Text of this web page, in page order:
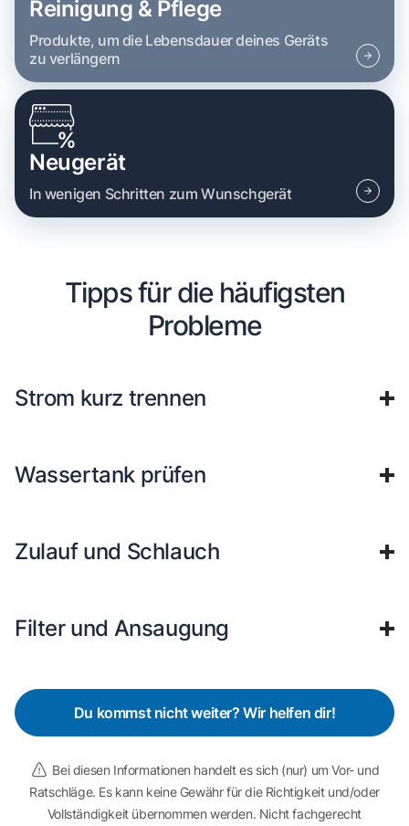
Reinigung & Pflege
Produkte, um die Lebensdauer deines Geräts
zu verlängern
Neugerät
In wenigen Schritten zum Wunschgerät
Tipps für die häufigsten
Probleme
Strom kurz trennen
Wassertank prüfen
Zulauf und Schlauch
Filter und Ansaugung
Du kommst nicht weiter? Wir helfen dir!
Bei diesen Informationen handelt es sich (nur) um Vor- und
Ratschläge. Es kann keine Gewähr für die Richtigkeit und/oder
Vollständigkeit übernommen werden. Nicht fachgerecht